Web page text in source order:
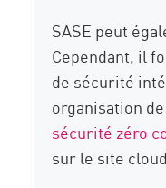
SASE peut
Cependant, il
de sécurité
organisation
sécurité zéro
sur le site